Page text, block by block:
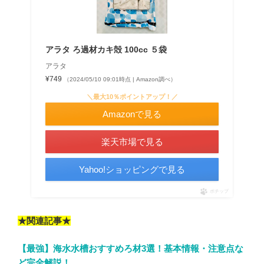
アラタ ろ過材カキ殻 100cc ５袋
アラタ
¥749
（2024/05/10 09:01時点 | Amazon調べ）
＼最大10％ポイントアップ！／
Amazonで見る
楽天市場で見る
Yahoo!ショッピングで見る
ポチップ
★関連記事★
【最強】海水水槽おすすめろ材3選！基本情報・注意点な